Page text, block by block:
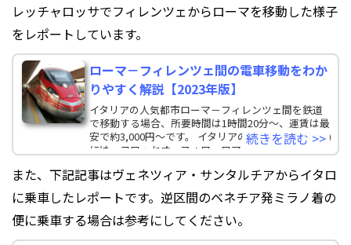
レッチャロッサでフィレンツェからローマを移動した様子
をレポートしています。
ローマ－フィレンツェ間の電車移動をわか
りやすく解説【2023年版】
イタリアの人気都市ローマ－フィレンツェ間を鉄道
で移動する場合、所要時間は1時間20分～、運賃は最
安で約3,000円～です。 イタリアの首都ローマ(Roma)
には、コロッセオ、フォロ・ロマーノ
続きを読む >>
また、下記記事はヴェネツィア・サンタルチアからイタロ
に乗車したレポートです。逆区間のベネチア発ミラノ着の
便に乗車する場合は参考にしてください。